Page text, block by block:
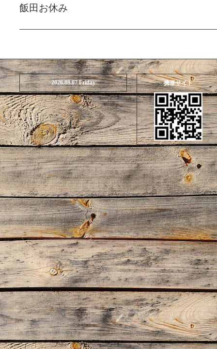
飯田お休み
2026.08.07 Friday 携帯サイト